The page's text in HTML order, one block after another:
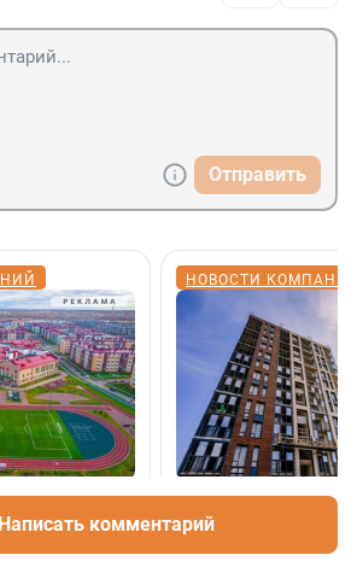
Отправить
НОВОСТИ
ГЭС, марки,
ВВП: в ГК «ПСК»
об истории Дня
Написать комментарий